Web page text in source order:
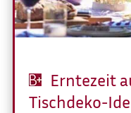
Erntezeit
Tischdeko-